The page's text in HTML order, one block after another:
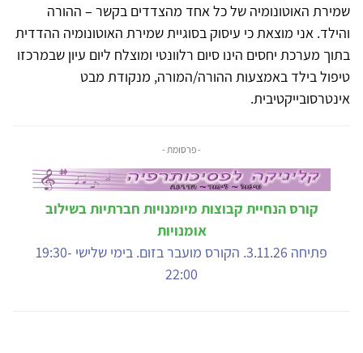
שמירת האוטונומיה של כל אחד מהצדדים בקשר – ההורה
והילד. אני מוצאת כי עיסוק בסוגיית שמירת האוטונומיה ההדדית
בתוך מערכת יחסים הינו סיום רלוונטי ומוצלח ליום עיון שבמרכזו
טיפול בילד באמצעות ההורה/המורה, מנקודת מבט
אינטרסובייקטיבית.
- פרסומת -
קורס הנחיית קבוצות מיומנויות חברתיות בשילוב
אומנויות
פתיחה 3.11.26. הקורס מועבר בזום. בימי שלישי 19:30-
22:00